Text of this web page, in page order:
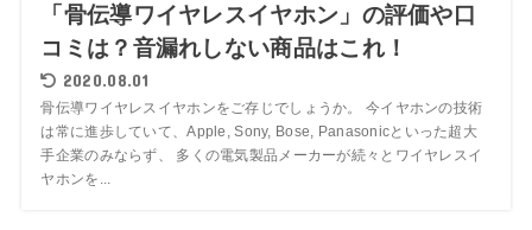
「骨伝導ワイヤレスイヤホン」の評価や口
コミは？音漏れしない商品はこれ！
2020.08.01
骨伝導ワイヤレスイヤホンをご存じでしょうか。 今イヤホンの技術
は常に進歩していて、Apple, Sony, Bose, Panasonicといった超大
手企業のみならず、 多くの電気製品メーカーが続々とワイヤレスイ
ヤホンを...